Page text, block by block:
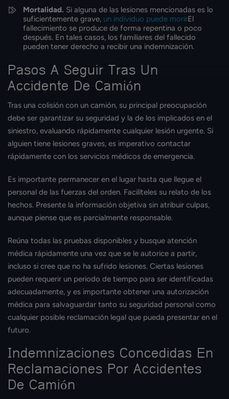
Mortalidad. Si alguna de las lesiones mencionadas es lo
suficientemente grave, un individuo puede morirEl
fallecimiento se produce de forma repentina o poco
después. En tales casos, los familiares del fallecido
pueden tener derecho a recibir una indemnización.
Pasos A Seguir Tras Un
Accidente De Camión
Tras una colisión con un camión, su principal preocupación
debe ser garantizar su seguridad y la de los implicados en el
siniestro, evaluando rápidamente cualquier lesión urgente. Si
alguien tiene lesiones graves, es imperativo contactar
rápidamente con los servicios médicos de emergencia.
Es importante permanecer en el lugar hasta que llegue el
personal de las fuerzas del orden. Facilíteles su relato de los
hechos. Presente la información objetiva sin atribuir culpas,
aunque piense que es parcialmente responsable.
Reúna todas las pruebas disponibles y busque atención
médica rápidamente una vez que se le autorice a partir,
incluso si cree que no ha sufrido lesiones. Ciertas lesiones
pueden requerir un periodo de tiempo para ser identificadas
adecuadamente, y es importante obtener una autorización
médica para salvaguardar tanto su seguridad personal como
cualquier posible reclamación legal que pueda presentar en el
futuro.
Indemnizaciones Concedidas En
Reclamaciones Por Accidentes
De Camión